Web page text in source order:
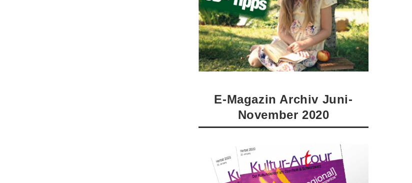
E-Magazin Archiv Juni-
November 2020